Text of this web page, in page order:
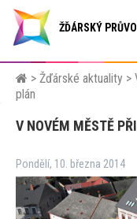
ŽĎÁRSKÝ
> Žďárské aktuality >
plán
V NOVÉM MĚSTĚ
Pondělí, 10. března 2014